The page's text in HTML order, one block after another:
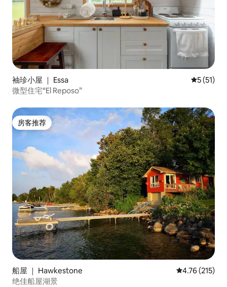
袖珍小屋 ｜ Essa 平均评分
5 (51)
微型住宅“El Reposo”
房客推荐
房客推荐
船屋 ｜ Hawkestone 平均评分 4.76
4.76 (215)
绝佳船屋湖景